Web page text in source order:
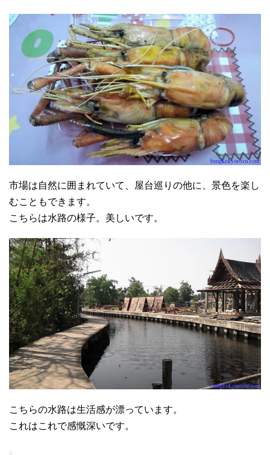
市場は自然に囲まれていて、屋台巡りの他に、景色を楽し
むこともできます。
こちらは水路の様子。美しいです。
こちらの水路は生活感が漂っています。
これはこれで感慨深いです。